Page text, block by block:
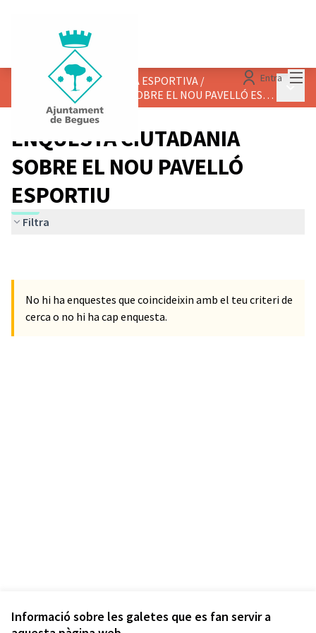
Informació sobre les galetes que es fan servir a
Entra
NOU PAVELLÓ DE LA ZONA ESPORTIVA /
ENQUESTA CIUTADANIA SOBRE EL NOU PAVELLÓ ESPORTIU
ENQUESTA CIUTADANIA
SOBRE EL NOU PAVELLÓ
ESPORTIU
Filtra
No hi ha enquestes que coincideixin amb el teu criteri de
cerca o no hi ha cap enquesta.